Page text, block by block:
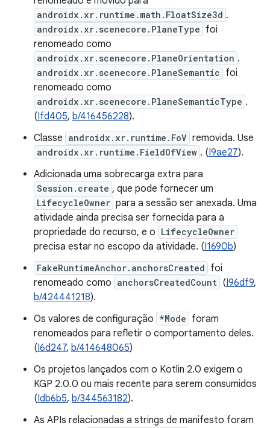
androidx.xr.runtime.math.FloatSize3d .
androidx.xr.scenecore.PlaneType foi
renomeado como
androidx.xr.scenecore.PlaneOrientation .
androidx.xr.scenecore.PlaneSemantic foi
renomeado como
androidx.xr.scenecore.PlaneSemanticType .
(Ifd405, b/416456228).
Classe androidx.xr.runtime.FoV removida. Use
androidx.xr.runtime.FieldOfView . (I9ae27).
Adicionada uma sobrecarga extra para
Session.create , que pode fornecer um
LifecycleOwner para a sessão ser anexada. Uma
atividade ainda precisa ser fornecida para a
propriedade do recurso, e o LifecycleOwner
precisa estar no escopo da atividade. (I1690b)
FakeRuntimeAnchor.anchorsCreated foi
renomeado como anchorsCreatedCount (I96df9,
b/424441218).
Os valores de configuração *Mode foram
renomeados para refletir o comportamento deles.
(I6d247, b/414648065)
Os projetos lançados com o Kotlin 2.0 exigem o
KGP 2.0.0 ou mais recente para serem consumidos
(Idb6b5, b/344563182).
As APIs relacionadas a strings de manifesto foram